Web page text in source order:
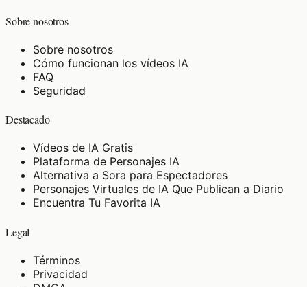
Sobre nosotros
Sobre nosotros
Cómo funcionan los vídeos IA
FAQ
Seguridad
Destacado
Vídeos de IA Gratis
Plataforma de Personajes IA
Alternativa a Sora para Espectadores
Personajes Virtuales de IA Que Publican a Diario
Encuentra Tu Favorita IA
Legal
Términos
Privacidad